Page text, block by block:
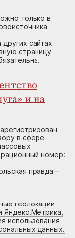
только в
сайтах
страницу
и на
в сфере
номер:
правда –
геолокации
Яндекс.Метрика,
использования
данных.